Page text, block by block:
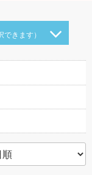
できます）